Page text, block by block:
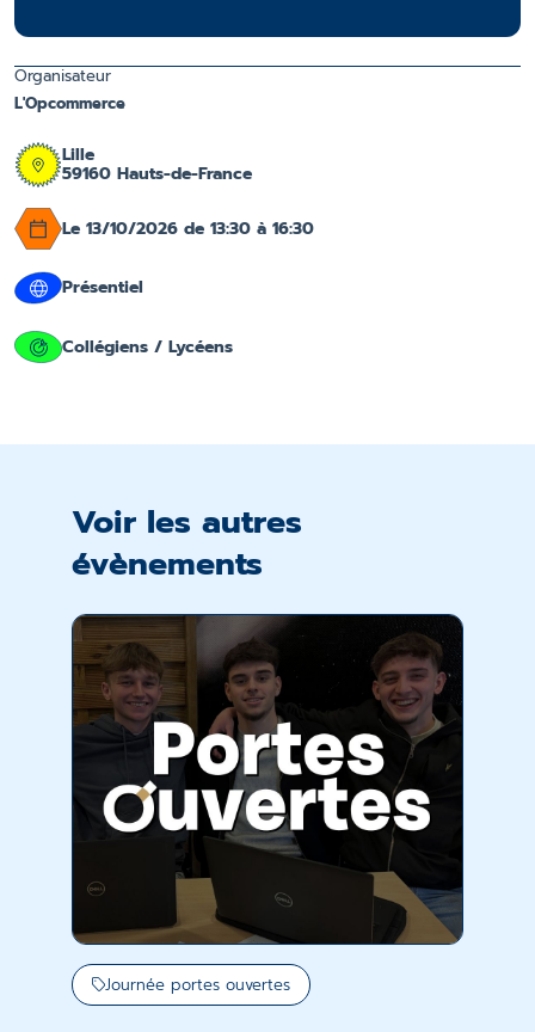
Organisateur
L'Opcommerce
Lille
59160 Hauts-de-France
Le 13/10/2026 de 13:30 à 16:30
Présentiel
Collégiens / Lycéens
Voir les autres
évènements
Journée portes ouvertes